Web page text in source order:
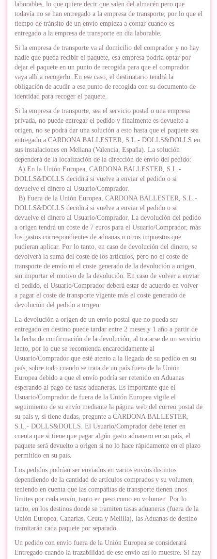
laborables, lo que quiere decir que salen del almacén pero que
todavía no se han entregado a la empresa de transporte, por lo que el
tiempo de tránsito de un envío empieza a contar cuando es
entregado a la empresa de transporte en día laborable.
Si la empresa de transporte va al domicilio del comprador y no hay
nadie que pueda recibir el paquete, esa empresa podría optar por
dejar el paquete en un punto de recogida para que el comprador
vaya allí a recogerlo. En ese caso, el destinatario tendrá la
obligación de acudir a ese punto de recogida con su documento de
identidad para recoger el paquete.
Si la empresa de transporte, sea el servicio postal o una empresa
privada, no puede entregar el pedido y finalmente es devuelto a
origen, no se podrá dar una solución a esto hasta que el paquete sea
entregado a CARDONA BALLESTER, S.L.- DOLLS&DOLLS en
sus instalaciones en Meliana (Valencia, España). La solución
dependerá de la localización de la dirección de envío del pedido:
A) En la Unión Europea, CARDONA BALLESTER, S.L.-
DOLLS&DOLLS decidirá si vuelve a enviar el pedido o si
devuelve el dinero al Usuario/Comprador.
B) Fuera de la Unión Europea, CARDONA BALLESTER, S.L.-
DOLLS&DOLLS decidirá si vuelve a enviar el pedido o si
devuelve el dinero al Usuario/Comprador. La devolución del pedido
a origen tendrá un coste de 7 euros para el Usuario/Comprador, más
los gastos correspondientes de aduanas u otros impuestos que
pudieran aplicar. Por lo tanto, en caso de devolución del dinero, se
devolverá la suma del coste de los artículos, pero no el coste de
transporte de envío ni el coste generado de la devolución a origen,
sin importar el motivo de la devolución. En caso de volver a enviar
el pedido, el Usuario/Comprador deberá estar de acuerdo en volver
a pagar el coste de transporte vigente más el coste generado de
devolución del pedido a origen.
La devolución a origen de un envío postal que no pueda ser
entregado en destino puede tardar entre 2 meses y 1 año a partir de
la fecha de confirmación de la devolución, al tratarse de un servicio
lento, por lo que se recomienda encarecidamente al
Usuario/Comprador que esté atento a la llegada de su pedido en su
país, sobre todo cuando se trata de un país fuera de la Unión
Europea debido a que el envío podría ser retenido en Aduanas
esperando al pago de tasas aduaneras. Es importante que el
Usuario/Comprador de fuera de la Unión Europea vigile el
seguimiento de su envío mediante la página web del correo postal de
su país y, si tiene dudas, pregunte a CARDONA BALLESTER,
S.L.- DOLLS&DOLLS. El Usuario/Comprador debe tener en
cuenta que si tiene que pagar algún gasto aduanero en su país, el
paquete será devuelto a origen si no lo hace rápidamente en el plazo
permitido en su país.
Los pedidos podrían ser enviados en varios envíos distintos
dependiendo de la cantidad de artículos comprados y su volumen,
teniendo en cuenta que las compañías de transporte tienen unos
límites por cada envío, tanto en peso como en volumen. Por lo
tanto, en los destinos donde se tramiten tasas aduaneras (fuera de la
Unión Europea, Canarias, Ceuta y Melilla), las Aduanas de destino
tramitarán cada paquete por separado.
Un pedido con envío fuera de la Unión Europea se considerará
Entregado cuando la trazabilidad de ese envío así lo muestre. Si hay